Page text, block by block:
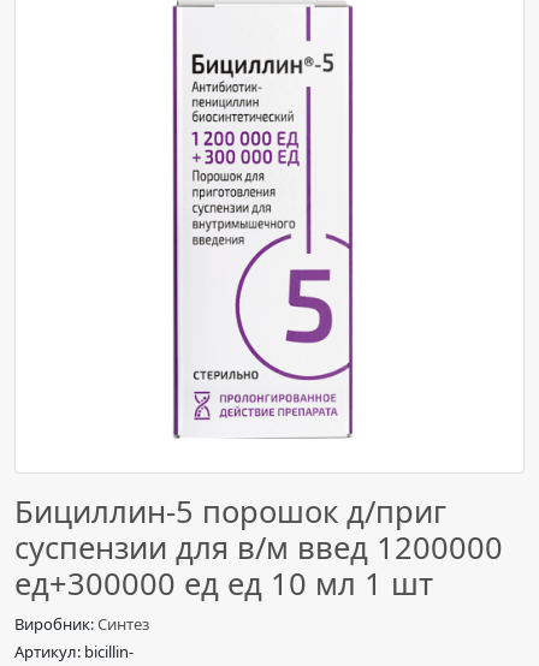
Бициллин-5 порошок д/приг
суспензии для в/м введ 1200000
ед+300000 ед ед 10 мл 1 шт
Виробник:Синтез
Артикул: bicillin-